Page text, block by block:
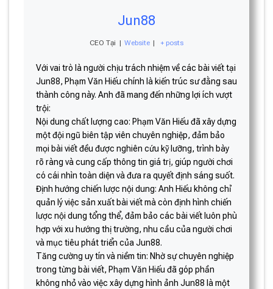
Jun88
CEO Tại | Website | + posts
Với vai trò là người chịu trách nhiệm về các bài viết tại
Jun88, Phạm Văn Hiếu chính là kiến trúc sư đằng sau
thành công này. Anh đã mang đến những lợi ích vượt
trội:
Nội dung chất lượng cao: Phạm Văn Hiếu đã xây dựng
một đội ngũ biên tập viên chuyên nghiệp, đảm bảo
mọi bài viết đều được nghiên cứu kỹ lưỡng, trình bày
rõ ràng và cung cấp thông tin giá trị, giúp người chơi
có cái nhìn toàn diện và đưa ra quyết định sáng suốt.
Định hướng chiến lược nội dung: Anh Hiếu không chỉ
quản lý việc sản xuất bài viết mà còn định hình chiến
lược nội dung tổng thể, đảm bảo các bài viết luôn phù
hợp với xu hướng thị trường, nhu cầu của người chơi
và mục tiêu phát triển của Jun88.
Tăng cường uy tín và niềm tin: Nhờ sự chuyên nghiệp
trong từng bài viết, Phạm Văn Hiếu đã góp phần
không nhỏ vào việc xây dựng hình ảnh Jun88 là một